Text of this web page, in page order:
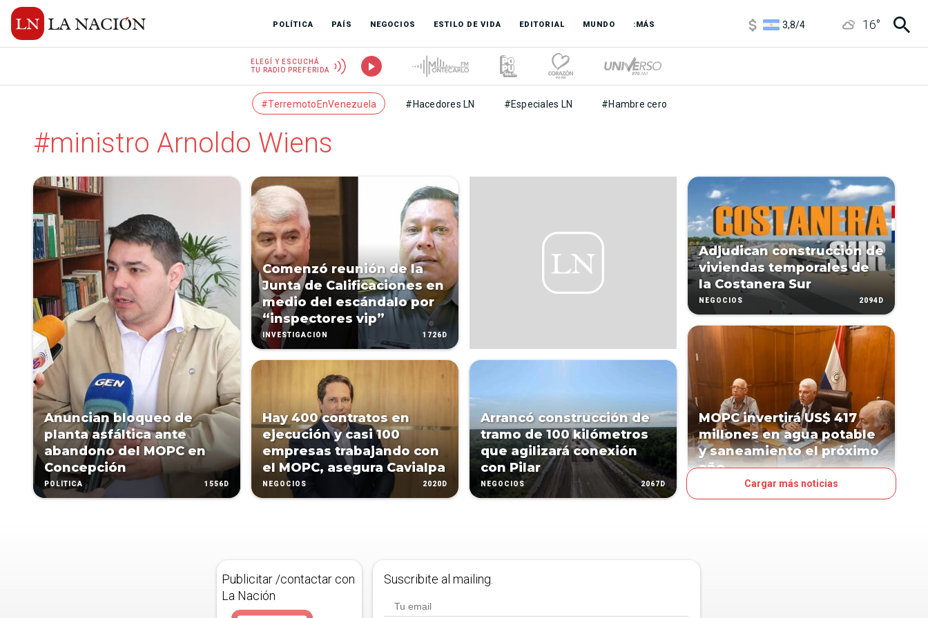
POLÍTICA PAÍS NEGOCIOS ESTILO DE VIDA EDITORIAL MUNDO :MÁS
3,8/4
16°
ELEGÍ Y ESCUCHÁ
TU RADIO PREFERIDA
#TerremotoEnVenezuela #Hacedores LN #Especiales LN #Hambre cero
#ministro Arnoldo Wiens
Anuncian bloqueo de
planta asfáltica ante
abandono del MOPC en
Concepción
POLÍTICA 1556D
Comenzó reunión de la
Junta de Calificaciones en
medio del escándalo por
“inspectores vip”
INVESTIGACIÓN 1726D
Hay 400 contratos en
ejecución y casi 100
empresas trabajando con
el MOPC, asegura Cavialpa
NEGOCIOS 2020D
Arrancó construcción de
tramo de 100 kilómetros
que agilizará conexión
con Pilar
NEGOCIOS 2067D
Adjudican construcción de
viviendas temporales de
la Costanera Sur
NEGOCIOS 2094D
MOPC invertirá US$ 417
millones en agua potable
y saneamiento el próximo
año
Cargar más noticias
Publicitar /contactar con
La Nación
Suscribite al mailing.